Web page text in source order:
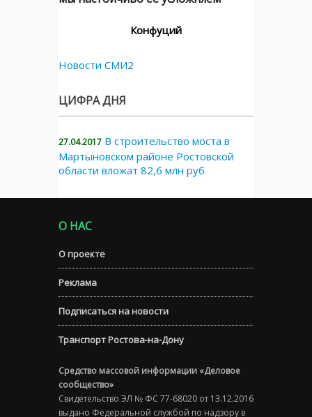
Конфуций
Новости СМИ2
ЦИФРА ДНЯ
27.04.2017 В строительство моста в
Мартыновском районе Ростовской
области вложат 82,6 млн руб
О НАС
О проекте
Реклама
Подписаться на новости
Транспорт Ростова-на-Дону
Средство массовой информации «Деловое
сообщество»
Свидетельство ЭЛ № ФС 77-68020 от 13.12.2016
выдано Федеральной службой по надзору в